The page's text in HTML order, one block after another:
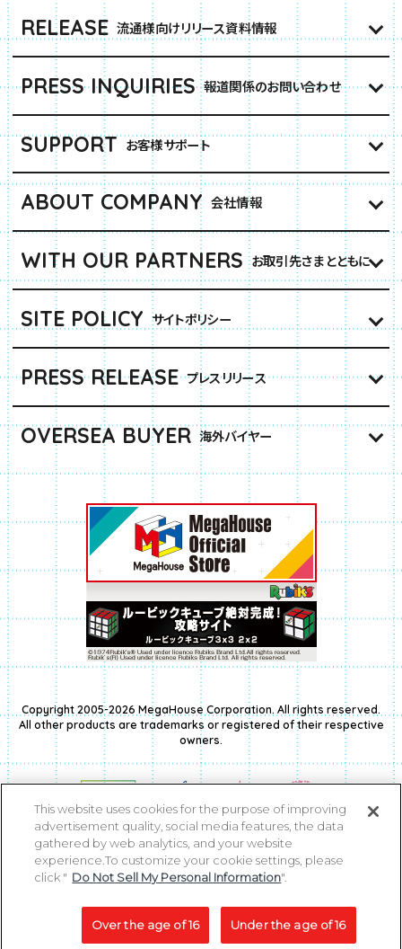
RELEASE 流通様向けリリース資料情報
PRESS INQUIRIES 報道関係のお問い合わせ
SUPPORT お客様サポート
ABOUT COMPANY 会社情報
WITH OUR PARTNERS お取引先さまとともに
SITE POLICY サイトポリシー
PRESS RELEASE プレスリリース
OVERSEA BUYER 海外バイヤー
Copyright 2005-2026 MegaHouse Corporation. All rights reserved.
All other products are trademarks or registered of their respective
owners.
This website uses cookies for the purpose of improving
advertisement quality, social media features, the data
gathered by web analytics, and your website
experience.To customize your cookie settings, please
click " Do Not Sell My Personal Information".
Under the age of 16
Over the age of 16